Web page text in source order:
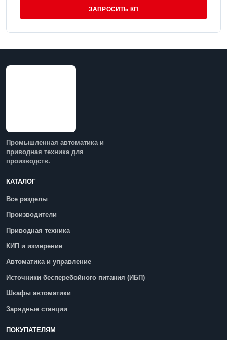
ЗАПРОСИТЬ КП
Промышленная автоматика и
приводная техника для
производств.
КАТАЛОГ
Все разделы
Производители
Приводная техника
КИП и измерение
Автоматика и управление
Источники бесперебойного питания (ИБП)
Шкафы автоматики
Зарядные станции
ПОКУПАТЕЛЯМ